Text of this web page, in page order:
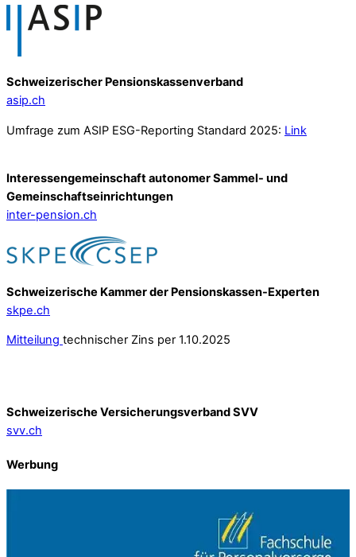
Schweizerischer Pensionskassenverband
asip.ch
Umfrage zum ASIP ESG-Reporting Standard 2025: Link
Interessengemeinschaft autonomer Sammel- und
Gemeinschafts­einrichtungen
inter-pension.ch
Schweizerische Kammer der Pensionskassen-Experten
skpe.ch
Mitteilung technischer Zins per 1.10.2025
Schweizerische Versicherungsverband SVV
svv.ch
Werbung